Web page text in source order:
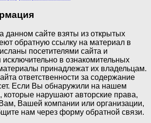
данном сайте взяты из открытых
обратную ссылку на материал в
посетителями сайта и
в ознакомительных
принадлежат их владельцам.
ответственности за содержание
Если Вы обнаружили на нашем
которые нарушают авторские права,
Вашей компании или организации,
нам через форму обратной связи.